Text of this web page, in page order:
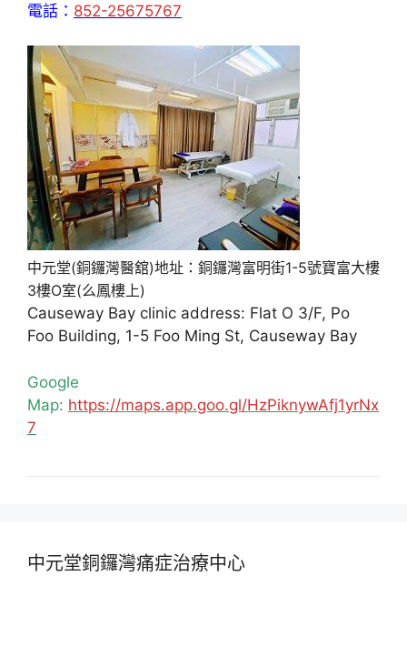
電話： 852-25675767
中元堂(銅鑼灣醫舘)地址：銅鑼灣富明街1-5號寶富大樓
3樓O室(么鳳樓上)
Causeway Bay clinic address: Flat O 3/F, Po
Foo Building, 1-5 Foo Ming St, Causeway Bay
Google
Map: https://maps.app.goo.gl/HzPiknywAfj1yrNx
7
中元堂銅鑼灣痛症治療中心